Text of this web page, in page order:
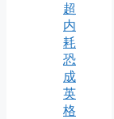
超
内
耗
恐
成
英
格